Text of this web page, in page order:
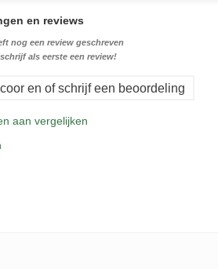
en reviews
nog een review geschreven
als eerste een review!
en of schrijf een beoordeling
aan vergelijken